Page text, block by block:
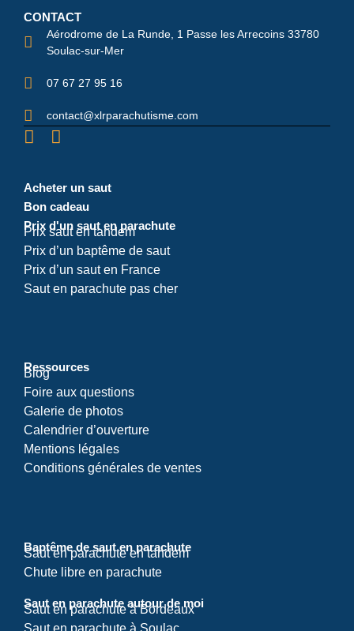
CONTACT
Aérodrome de La Runde, 1 Passe les Arrecoins 33780
Soulac-sur-Mer
07 67 27 95 16
contact@xlrparachutisme.com
Acheter un saut
Bon cadeau
Prix d'un saut en parachute
Prix saut en tandem
Prix d’un baptême de saut
Prix d’un saut en France
Saut en parachute pas cher
Ressources
Blog
Foire aux questions
Galerie de photos
Calendrier d’ouverture
Mentions légales
Conditions générales de ventes
Baptême de saut en parachute
Saut en parachute en tandem
Chute libre en parachute
Saut en parachute autour de moi
Saut en parachute à Bordeaux
Saut en parachute à Soulac